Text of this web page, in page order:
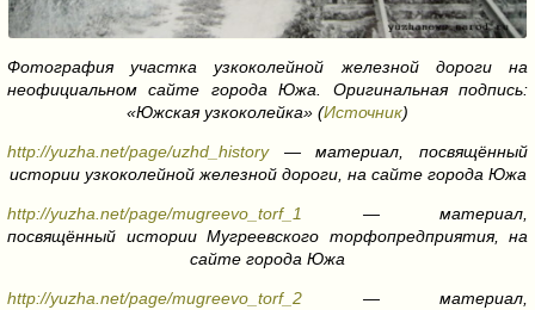
Фотография участка узкоколейной железной дороги на
неофициальном сайте города Южа. Оригинальная подпись:
«Южская узкоколейка» (Источник)
http://yuzha.net/page/uzhd_history— материал, посвящённый
истории узкоколейной железной дороги, на сайте города Южа
http://yuzha.net/page/mugreevo_torf_1
— материал,
посвящённый истории Мугреевского торфопредприятия, на
сайте города Южа
http://yuzha.net/page/mugreevo_torf_2 — материал,